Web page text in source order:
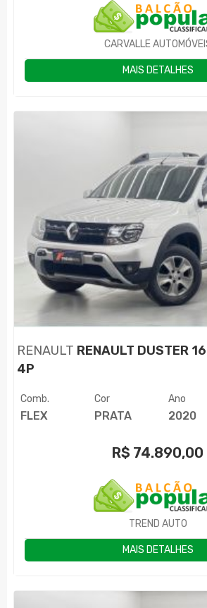
CARVALLE
MAIS DETALHES
RENAULT RENAULT DUSTER
4P
Comb.
FLEX
Cor
PRATA
Ano
2020
R$ 74.890,00
TREND AUTO
MAIS DETALHES